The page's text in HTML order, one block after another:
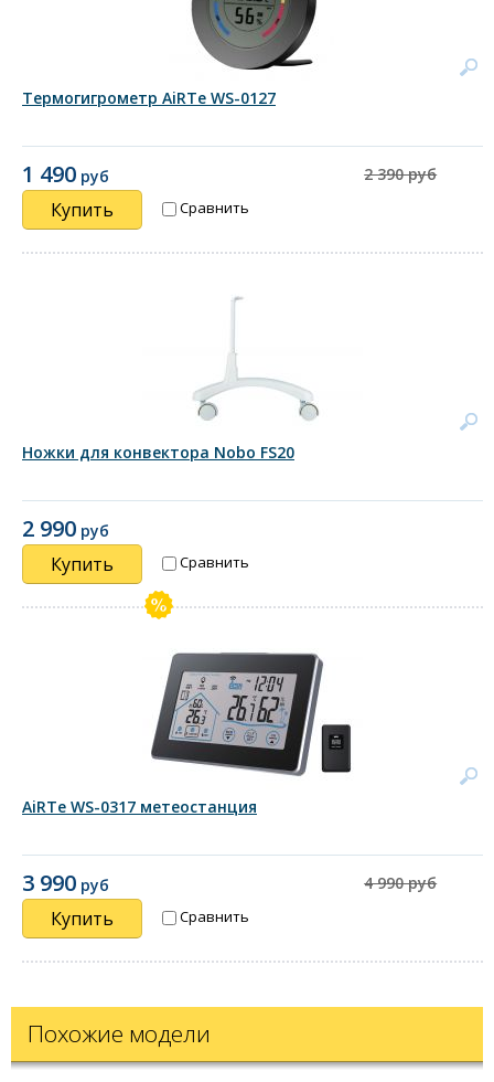
Термогигрометр AiRTe WS-0127
1 490 руб 2 390 руб
Купить Сравнить
Ножки для конвектора Nobo FS20
2 990 руб
Купить Сравнить
AiRTe WS-0317 метеостанция
3 990 руб 4 990 руб
Купить Сравнить
Похожие модели